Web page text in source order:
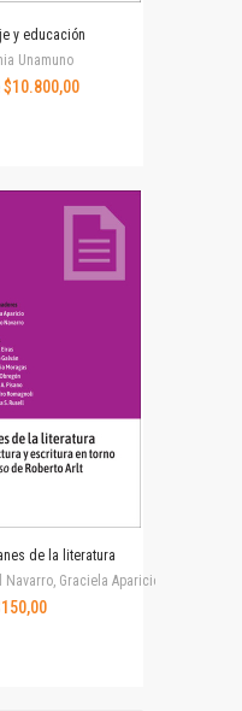
y educación
Unamuno
$10.800,00
de la literatura
Navarro, Graciela Aparicio